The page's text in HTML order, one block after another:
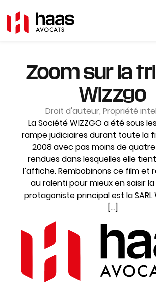
Zoom sur la
Wizzgo
Droit d'auteur, Propriété
La Société WIZZGO a été sous
rampe judiciaires durant toute la
2008 avec pas moins de
rendues dans lesquelles elle
l’affiche. Rembobinons ce film et
au ralenti pour mieux en saisir
protagoniste principal est la SARL
[…]